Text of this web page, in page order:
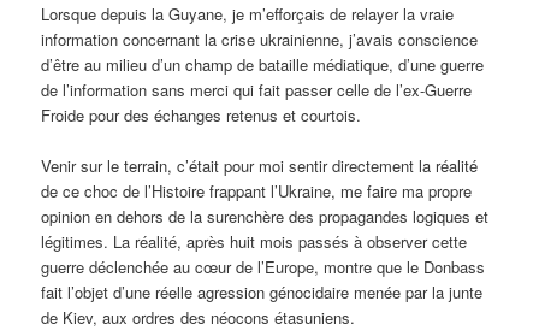
Lorsque depuis la Guyane, je m’efforçais de relayer la vraie
information concernant la crise ukrainienne, j’avais conscience
d’être au milieu d’un champ de bataille médiatique, d’une guerre
de l’information sans merci qui fait passer celle de l’ex-Guerre
Froide pour des échanges retenus et courtois.
Venir sur le terrain, c’était pour moi sentir directement la réalité
de ce choc de l’Histoire frappant l’Ukraine, me faire ma propre
opinion en dehors de la surenchère des propagandes logiques et
légitimes. La réalité, après huit mois passés à observer cette
guerre déclenchée au cœur de l’Europe, montre que le Donbass
fait l’objet d’une réelle agression génocidaire menée par la junte
de Kiev, aux ordres des néocons étasuniens.